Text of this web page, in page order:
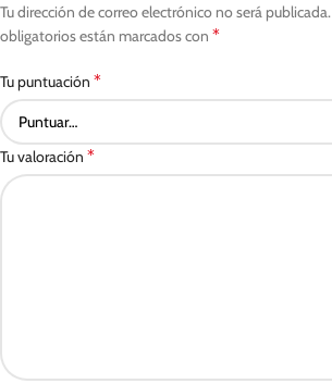
Tu dirección de correo electrónico no será publicada.
obligatorios están marcados con *
Tu puntuación *
Tu valoración *